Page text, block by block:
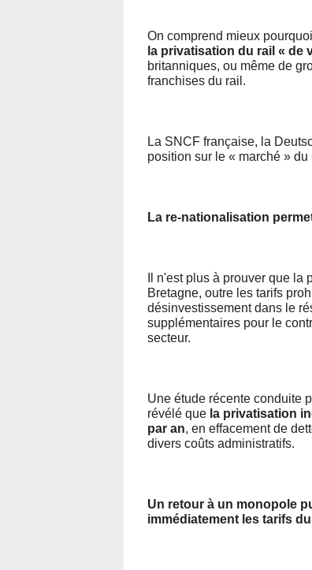
On comprend mieux
la privatisation du rail « de
britanniques, ou même de
franchises du rail.
La SNCF française, la
position sur le « marché »
La re-nationalisation
Il n'est plus à prouver que
Bretagne, outre les tarifs
désinvestissement dans le
supplémentaires pour le
secteur.
Une étude récente conduite
révélé que la privatisation
par an, en effacement de
divers coûts administratifs.
Un retour à un monopole
immédiatement les tarifs